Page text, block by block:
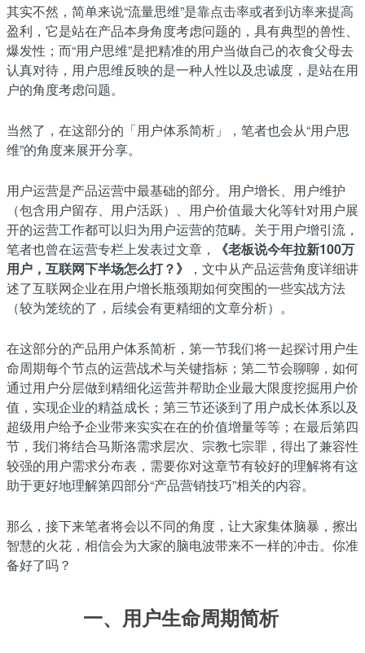
其实不然，简单来说“流量思维”是靠点击率或者到访率来提高
盈利，它是站在产品本身角度考虑问题的，具有典型的兽性、
爆发性；而“用户思维”是把精准的用户当做自己的衣食父母去
认真对待，用户思维反映的是一种人性以及忠诚度，是站在用
户的角度考虑问题。
当然了，在这部分的「用户体系简析」，笔者也会从“用户思
维”的角度来展开分享。
用户运营是产品运营中最基础的部分。用户增长、用户维护
（包含用户留存、用户活跃）、用户价值最大化等针对用户展
开的运营工作都可以归为用户运营的范畴。关于用户增引流，
笔者也曾在运营专栏上发表过文章，
《老板说今年拉新100万
用户，互联网下半场怎么打？》
，文中从产品运营角度详细讲
述了互联网企业在用户增长瓶颈期如何突围的一些实战方法
（较为笼统的了，后续会有更精细的文章分析）。
在这部分的产品用户体系简析，第一节我们将一起探讨用户生
命周期每个节点的运营战术与关键指标；第二节会聊聊，如何
通过用户分层做到精细化运营并帮助企业最大限度挖掘用户价
值，实现企业的精益成长；第三节还谈到了用户成长体系以及
超级用户给予企业带来实实在在的价值增量等等；在最后第四
节，我们将结合马斯洛需求层次、宗教七宗罪，得出了兼容性
较强的用户需求分布表，需要你对这章节有较好的理解将有这
助于更好地理解第四部分“产品营销技巧”相关的内容。
那么，接下来笔者将会以不同的角度，让大家集体脑暴，擦出
智慧的火花，相信会为大家的脑电波带来不一样的冲击。你准
备好了吗？
一、用户生命周期简析